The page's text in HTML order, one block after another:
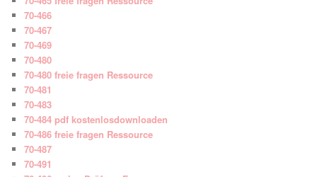
70-466
70-467
70-469
70-480
70-480 freie fragen Ressource
70-481
70-483
70-484 pdf kostenlosdownloaden
70-486 freie fragen Ressource
70-487
70-491